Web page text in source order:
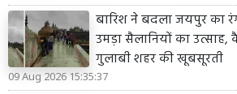
बारिश ने बदला जयपुर का
उमड़ा सैलानियों का
गुलाबी शहर की खूबसूरती
09 Aug 2026 15:35:37